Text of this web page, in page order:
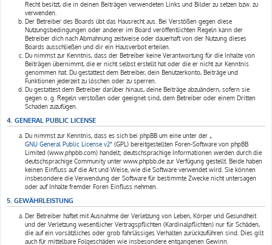
Recht besitzt, die in deinen Beiträgen verwendeten Links und Bilder zu setzen bzw. zu
verwenden.
Der Betreiber des Boards übt das Hausrecht aus. Bei Verstößen gegen diese
Nutzungsbedingungen oder anderer im Board veröffentlichten Regeln kann der
Betreiber dich nach Abmahnung zeitweise oder dauerhaft von der Nutzung dieses
Boards ausschließen und dir ein Hausverbot erteilen.
Du nimmst zur Kenntnis, dass der Betreiber keine Verantwortung für die Inhalte von
Beiträgen übernimmt, die er nicht selbst erstellt hat oder die er nicht zur Kenntnis
genommen hat. Du gestattest dem Betreiber, dein Benutzerkonto, Beiträge und
Funktionen jederzeit zu löschen oder zu sperren.
Du gestattest dem Betreiber darüber hinaus, deine Beiträge abzuändern, sofern sie
gegen o. g. Regeln verstoßen oder geeignet sind, dem Betreiber oder einem Dritten
Schaden zuzufügen.
4. GENERAL PUBLIC LICENSE
Du nimmst zur Kenntnis, dass es sich bei phpBB um eine unter der „
GNU General Public License v2“ (GPL) bereitgestellten Foren-Software von phpBB
Limited (www.phpbb.com) handelt; deutschsprachige Informationen werden durch die
deutschsprachige Community unter www.phpbb.de zur Verfügung gestellt. Beide haben
keinen Einfluss auf die Art und Weise, wie die Software verwendet wird. Sie können
insbesondere die Verwendung der Software für bestimmte Zwecke nicht untersagen
oder auf Inhalte fremder Foren Einfluss nehmen.
5. GEWÄHRLEISTUNG
Der Betreiber haftet mit Ausnahme der Verletzung von Leben, Körper und Gesundheit
und der Verletzung wesentlicher Vertragspflichten (Kardinalpflichten) nur für Schäden,
die auf ein vorsätzliches oder grob fahrlässiges Verhalten zurückzuführen sind. Dies gilt
auch für mittelbare Folgeschäden wie insbesondere entgangenen Gewinn.